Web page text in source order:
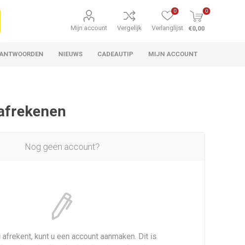
Mijn account Vergelijk Verlanglijst
0 0
€0,00
NIEUWS CADEAUTIP MIJN ACCOUNT
Nog geen account?
afrekent, kunt u een account aanmaken. Dit is